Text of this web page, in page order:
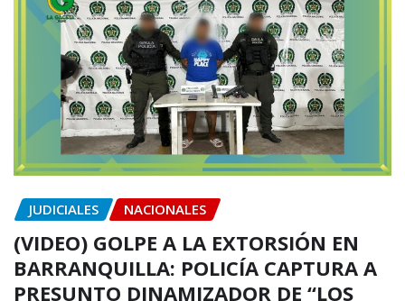
JUDICIALES NACIONALES
(VIDEO) GOLPE A LA EXTORSIÓN EN
BARRANQUILLA: POLICÍA CAPTURA A
PRESUNTO DINAMIZADOR DE “LOS